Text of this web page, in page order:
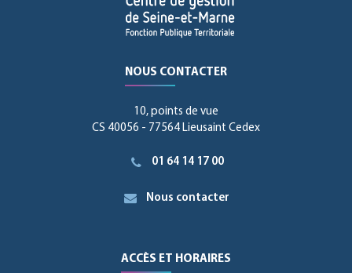
NOUS CONTACTER
10, points de vue
CS 40056 - 77564 Lieusaint Cedex
01 64 14 17 00
Nous contacter
ACCÈS ET HORAIRES